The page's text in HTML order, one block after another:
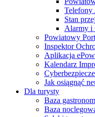
Telefony
Stan
Alarmy i
Powiatowy
Inspektor
Aplikacja
Kalendarz
Jak osiągnąć
Dla turysty
Baza
Baza